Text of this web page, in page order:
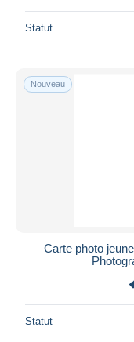
Statut
Nouveau
Carte photo
Statut